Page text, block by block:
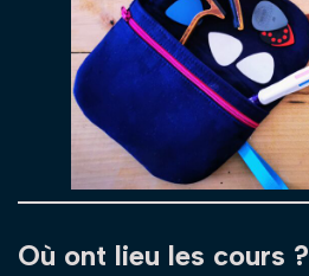
Où ont lieu les cours ?